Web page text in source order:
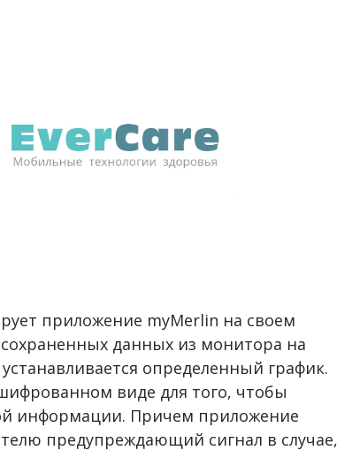
приложение myMerlin на своем
данных из монитора на
определенный график.
виде для того, чтобы
информации. Причем приложение
предупреждающий сигнал в случае,